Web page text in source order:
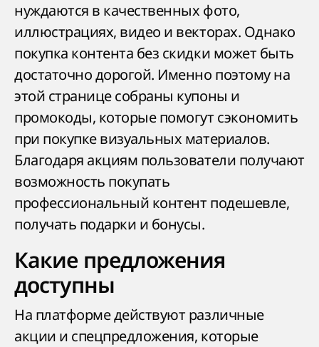
нуждаются в качественных фото,
иллюстрациях, видео и векторах. Однако
покупка контента без скидки может быть
достаточно дорогой. Именно поэтому на
этой странице собраны купоны и
промокоды, которые помогут сэкономить
при покупке визуальных материалов.
Благодаря акциям пользователи получают
возможность покупать
профессиональный контент подешевле,
получать подарки и бонусы.
Какие предложения
доступны
На платформе действуют различные
акции и спецпредложения, которые